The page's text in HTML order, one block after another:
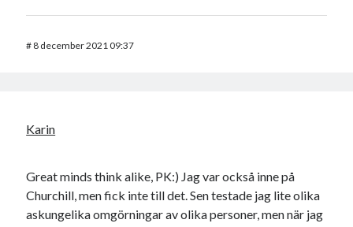
# 8 december 2021 09:37
Karin
Great minds think alike, PK:) Jag var också inne på
Churchill, men fick inte till det. Sen testade jag lite olika
askungelika omgörningar av olika personer, men när jag